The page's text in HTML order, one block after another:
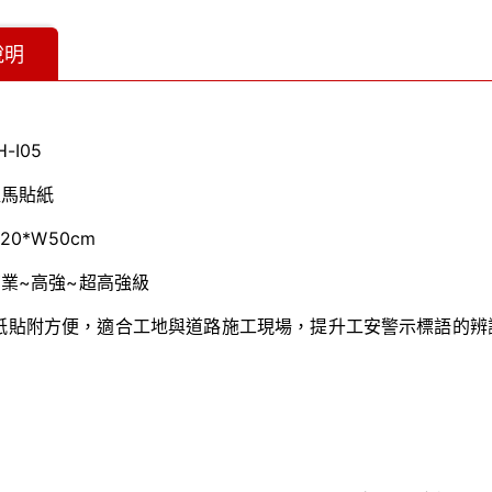
I05
貼紙
~高強~超高強級
貼附方便，適合工地與道路施工現場，提升工安警示標語的